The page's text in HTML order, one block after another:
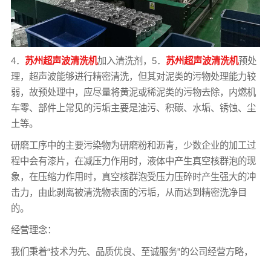
4． 苏州超声波清洗机加入清洗剂，5． 苏州超声波清洗机预处
理，超声波能够进行精密清洗，但其对泥类的污物处理能力较
弱，故预处理中，应尽量将黄泥或稀泥类的污物去除，内燃机
车零、部件上常见的污垢主要是油污、积碳、水垢、锈蚀、尘
土等。
研磨工序中的主要污染物为研磨粉和沥青，少数企业的加工过
程中会有漆片，在减压力作用时，液体中产生真空核群泡的现
象，在压缩力作用时，真空核群泡受压力压碎时产生强大的冲
击力，由此剥离被清洗物表面的污垢，从而达到精密洗净目
的。
经营理念：
我们秉着“技术为先、品质优良、至诚服务”的公司经营方略，